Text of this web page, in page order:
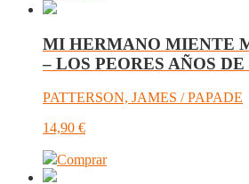
MI HERMANO MIENTE
– LOS PEORES AÑOS
PATTERSON, JAMES / PAPADE
14,90 €
Comprar